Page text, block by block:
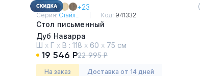
+23
Серия: Стайл... Код: 941332
Стол письменный
Дуб Наварра
Ш х Г х В : 118 х 60 х 75 см
19 546 Р22 995 Р
На заказ Доставка от 14 дней